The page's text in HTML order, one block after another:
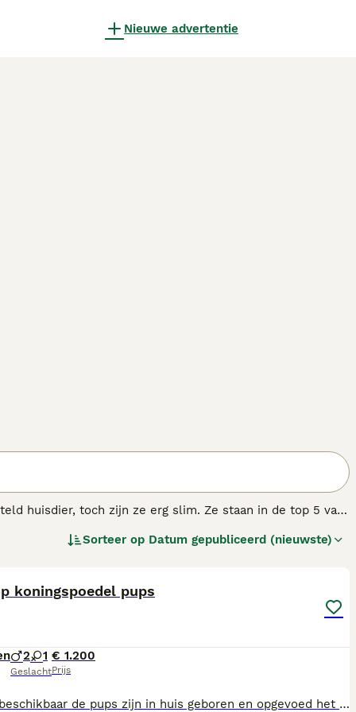
Nieuwe advertentie
huisdier, toch zijn ze erg slim. Ze staan in de top 5 van
Sorteer op Datum gepubliceerd (nieuwste)
koningspoedel pups
2 1
Geslacht
€ 1.200
Prijs
3 pups beschikbaar de pups zijn in huis geboren en opgevoed het zijn mooie vrije hondjes en bijna zindelijk er is een hond uit de bloed lijn van mijn hond is een hulphond de pups hebben hun 2de enting al gehad